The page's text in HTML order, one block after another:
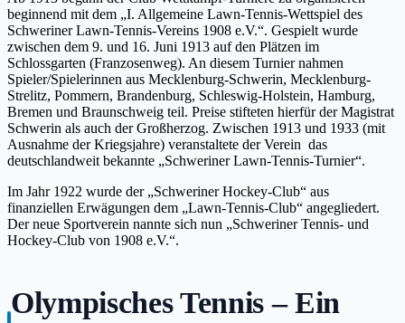
beginnend mit dem „I. Allgemeine Lawn-Tennis-Wettspiel des
Schweriner Lawn-Tennis-Vereins 1908 e.V.“. Gespielt wurde
zwischen dem 9. und 16. Juni 1913 auf den Plätzen im
Schlossgarten (Franzosenweg). An diesem Turnier nahmen
Spieler/Spielerinnen aus Mecklenburg-Schwerin, Mecklenburg-
Strelitz, Pommern, Brandenburg, Schleswig-Holstein, Hamburg,
Bremen und Braunschweig teil. Preise stifteten hierfür der Magistrat
Schwerin als auch der Großherzog. Zwischen 1913 und 1933 (mit
Ausnahme der Kriegsjahre) veranstaltete der Verein das
deutschlandweit bekannte „Schweriner Lawn-Tennis-Turnier“.
Im Jahr 1922 wurde der „Schweriner Hockey-Club“ aus
finanziellen Erwägungen dem „Lawn-Tennis-Club“ angegliedert.
Der neue Sportverein nannte sich nun „Schweriner Tennis- und
Hockey-Club von 1908 e.V.“.
Olympisches Tennis – Ein